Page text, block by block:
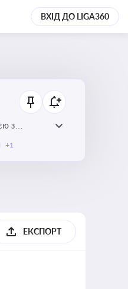
ВХІД ДО LIGA360
з
+1
ЕКСПОРТ